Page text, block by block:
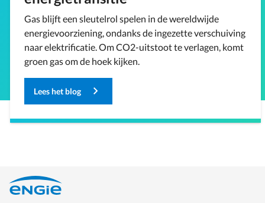
Gas blijft een sleutelrol spelen in de wereldwijde
energievoorziening, ondanks de ingezette verschuiving
naar elektrificatie. Om CO2-uitstoot te verlagen, komt
groen gas om de hoek kijken.
Lees het blog